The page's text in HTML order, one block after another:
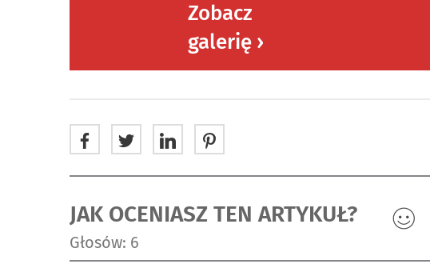
Zobacz
galerię ›
JAK OCENIASZ TEN ARTYKUŁ?
Głosów: 6